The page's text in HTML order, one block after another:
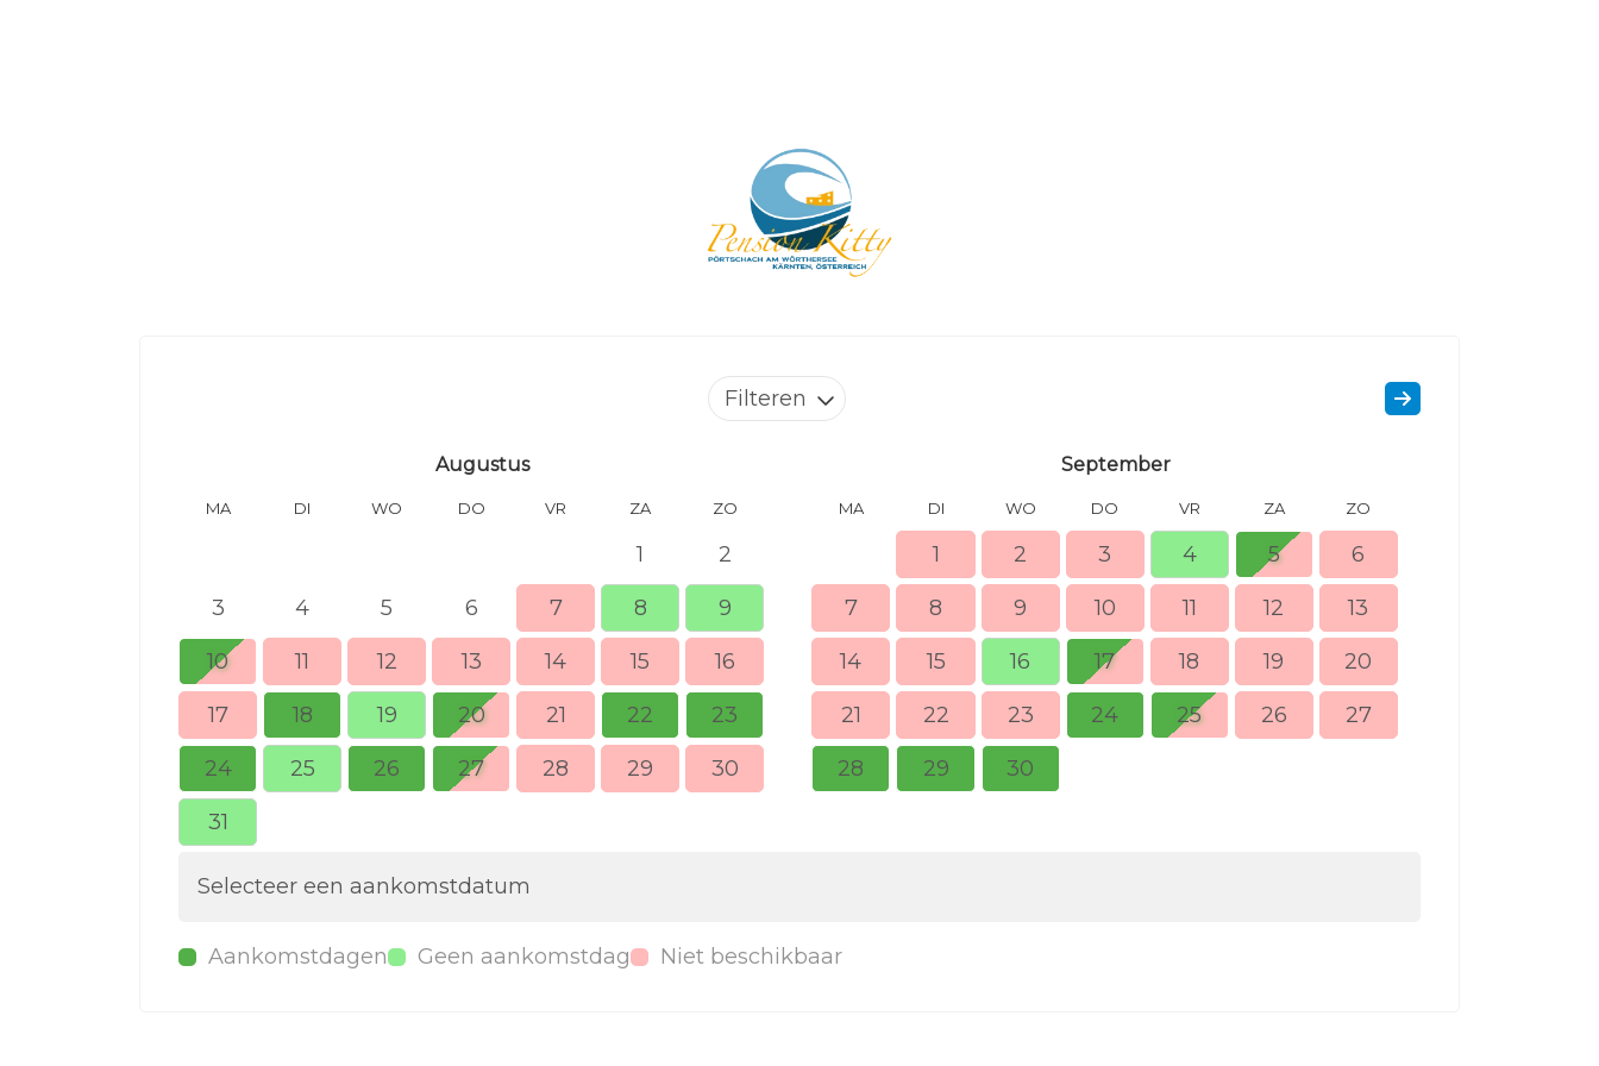
Filteren
Augustus
MA DI WO DO VR ZA ZO
1 2
3 4 5 6 7 8 9
10 11 12 13 14 15 16
17 18 19 20 21 22 23
24 25 26 27 28 29 30
31
September
MA DI WO DO VR ZA ZO
1 2 3 4 5 6
7 8 9 10 11 12 13
14 15 16 17 18 19 20
21 22 23 24 25 26 27
28 29 30
Selecteer een aankomstdatum
Aankomstdagen Geen aankomstdag Niet beschikbaar